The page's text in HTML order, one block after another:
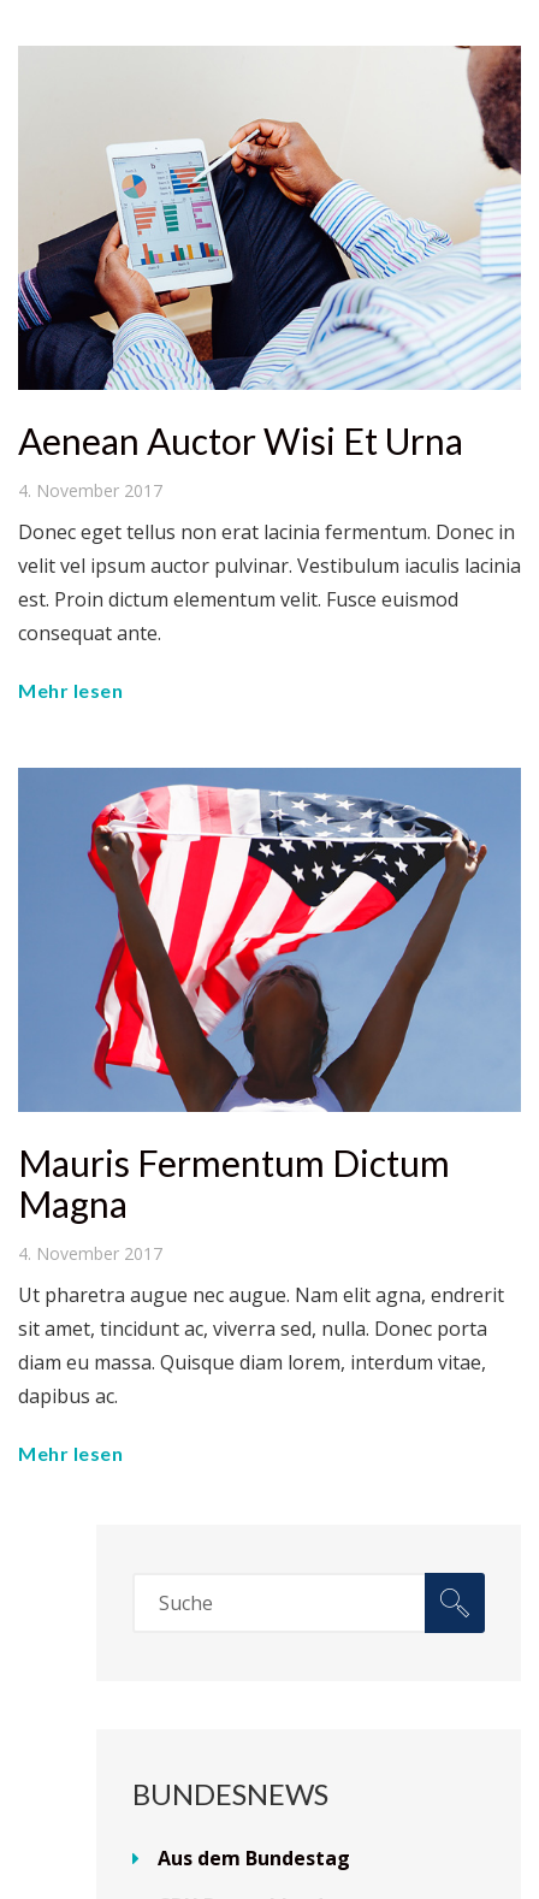
Aenean Auctor Wisi Et Urna
4. November 2017
Donec eget tellus non erat lacinia fermentum. Donec in
velit vel ipsum auctor pulvinar. Vestibulum iaculis lacinia
est. Proin dictum elementum velit. Fusce euismod
consequat ante.
Mehr lesen
Mauris Fermentum Dictum
Magna
4. November 2017
Ut pharetra augue nec augue. Nam elit agna, endrerit
sit amet, tincidunt ac, viverra sed, nulla. Donec porta
diam eu massa. Quisque diam lorem, interdum vitae,
dapibus ac.
Mehr lesen
BUNDESNEWS
Aus dem Bundestag